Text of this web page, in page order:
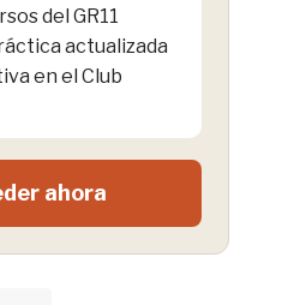
del GR11
actualizada
en el Club
ahora